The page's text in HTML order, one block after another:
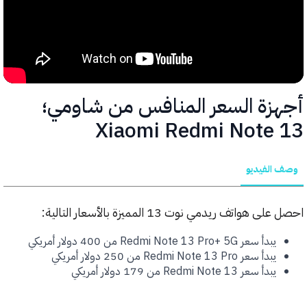
السعر المنافس من شاومي؛
Xiaomi Redmi
ريدمي نوت 13 المميزة بالأسعار التالية:
يبدأ سعر Redmi Note 13 Pro+ 5G من 400 دولار أمريكي
يبدأ سعر Redmi Note 13 Pro من 250 دولار أمريكي
يبدأ سعر Redmi Note 13 من 179 دولار أمريكي